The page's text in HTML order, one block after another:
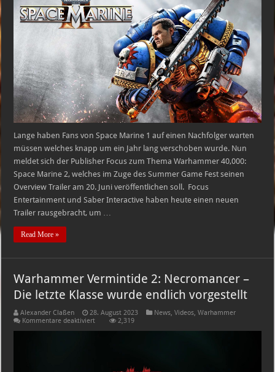
–
Alle
Editionen
Überblick
Lange haben Fans von Space Marine 1 auf einen Nachfolger warten
müssen welches knapp um ein Jahr lang verschoben wurde. Nun
meldet sich der Publisher Focus zum Thema Warhammer 40,000:
Space Marine 2, welches im Zuge des Summer Game Fest seinen
Overview Trailer am 20. Juni veröffentlichen soll. Focus
Entertainment und Saber Interactive haben heute einen neuen
Trailer rausgebracht, um …
Read More »
Warhammer Vermintide 2: Necromancer –
Die letzte Klasse wurde endlich vorgestellt
Alexander Claßen 28. August 2023 News,Videos,Warhammer
Kommentare deaktiviertfür
2,319